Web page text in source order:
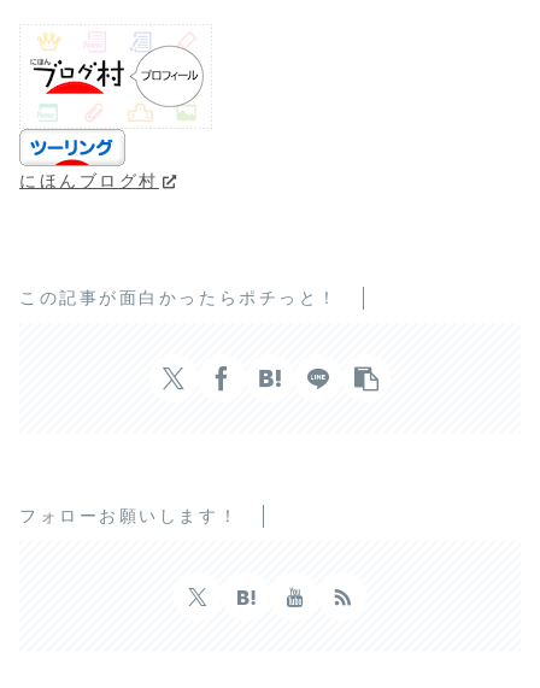
にほんブログ村
この記事が面白かったらポチっと！
フォローお願いします！